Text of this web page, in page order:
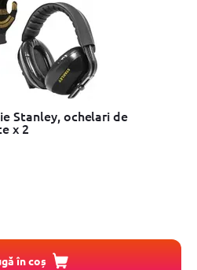
Stanley, ochelari de
x 2
în coș